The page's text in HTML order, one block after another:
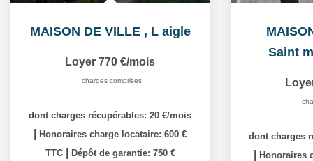
MAISON DE VILLE , L aigle
Loyer 770 €/mois
charges comprises
dont charges récupérables: 20 €/mois
Honoraires charge locataire: 600 €
TTC
Dépôt de garantie: 750 €
Saint
dont charges
Honoraires